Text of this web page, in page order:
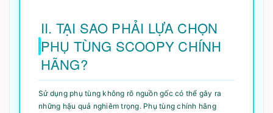
II. TẠI SAO PHẢI LỰA CHỌN
PHỤ TÙNG SCOOPY CHÍNH
HÃNG?
Sử dụng phụ tùng không rõ nguồn gốc có thể gây ra
những hậu quả nghiêm trọng. Phụ tùng chính hãng